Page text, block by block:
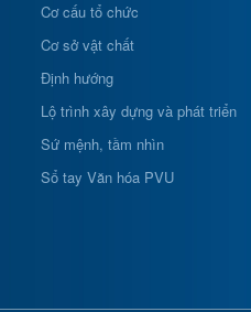
Cơ cấu tổ chức
Cơ sở vật chất
Định hướng
Lộ trình xây dựng và phát triển
Sứ mệnh, tầm nhìn
Sổ tay Văn hóa PVU